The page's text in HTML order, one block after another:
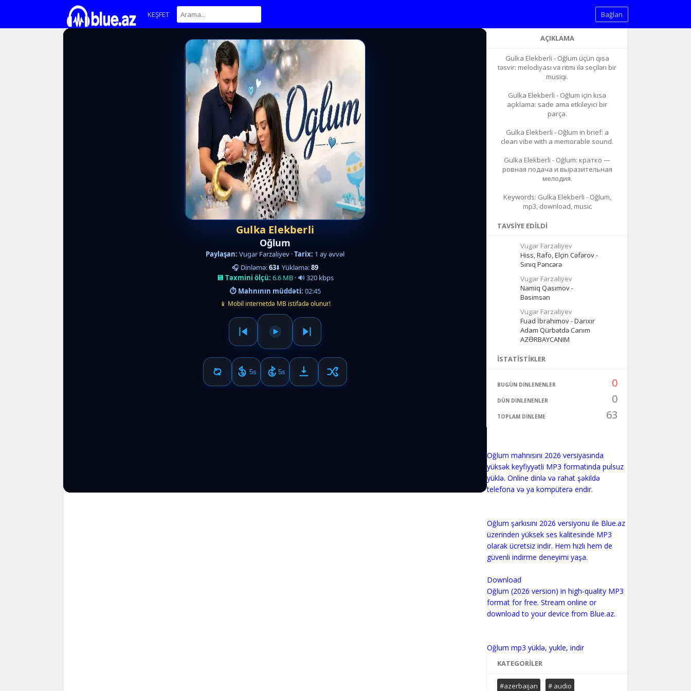
KEŞFET Bağlan
AÇIKLAMA
Gulka Elekberli - Oğlum üçün qısa
təsvir: melodiyası və ritmi ilə seçilən bir
musiqi.
Gulka Elekberli - Oğlum için kısa
açıklama: sade ama etkileyici bir
parça.
Gulka Elekberli - Oğlum in brief: a
clean vibe with a memorable sound.
Gulka Elekberli - Oğlum: кратко —
ровная подача и выразительная
мелодия.
Keywords: Gulka Elekberli - Oğlum,
mp3, download, music
TAVSIYE EDILDI
Vugar Farzaliyev
Hiss, Rafo, Elçin Cəfərov -
Sınıq Pəncərə
Vugar Farzaliyev
Namiq Qasımov -
Bəsimsən
Vugar Farzaliyev
Fuad İbrahimov - Darıxır
Adam Qürbətdə Canım
AZƏRBAYCANIM
İSTATISTIKLER
BUGÜN DINLENENLER 0
DÜN DINLENENLER 0
TOPLAM DINLEME 63
Oğlum mahnısını 2026 versiyasında
yüksək keyfiyyətli MP3 formatında pulsuz
yüklə. Online dinlə və rahat şəkildə
telefona və ya kompüterə endir.
Oğlum şarkısını 2026 versiyonu ile Blue.az
üzerinden yüksek ses kalitesinde MP3
olarak ücretsiz indir. Hem hızlı hem de
güvenli indirme deneyimi yaşa.
Download
Oğlum (2026 version) in high-quality MP3
format for free. Stream online or
download to your device from Blue.az.
Oğlum mp3 yüklə, yukle, indir
KATEGORILER
#azerbaijan # audio